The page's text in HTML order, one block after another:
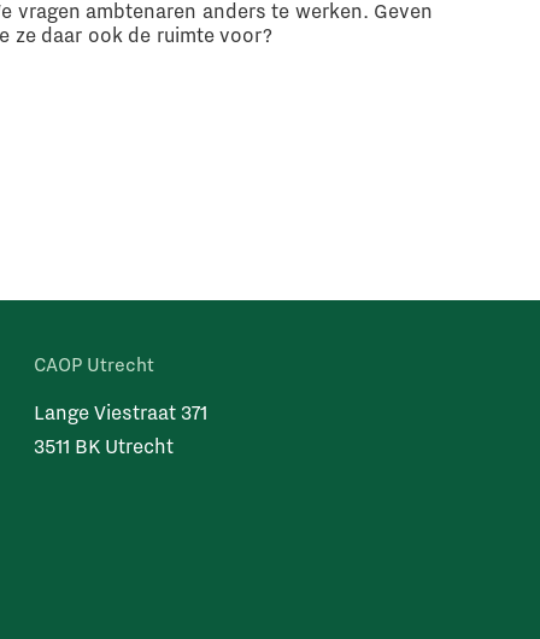
vragen ambtenaren anders te werken. Geven
ze daar ook de ruimte voor?
CAOP Utrecht
Lange Viestraat 371
3511 BK Utrecht